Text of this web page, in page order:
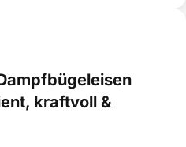
kraftvoll &